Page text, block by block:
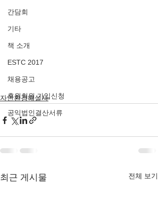
간담회
기타
책 소개
ESTC 2017
채용공고
후원회원 가입신청
공익법인결산서류
자연환경해설사
최근 게시물 전체 보기